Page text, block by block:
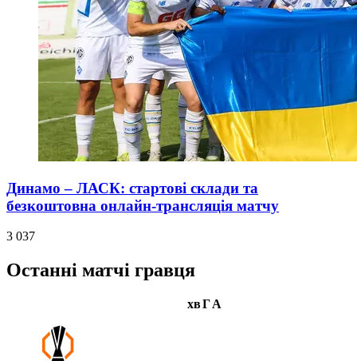
Динамо – ЛАСК: стартові склади та
безкоштовна онлайн-трансляція матчу
3 037
Останні матчі гравця
хвГА